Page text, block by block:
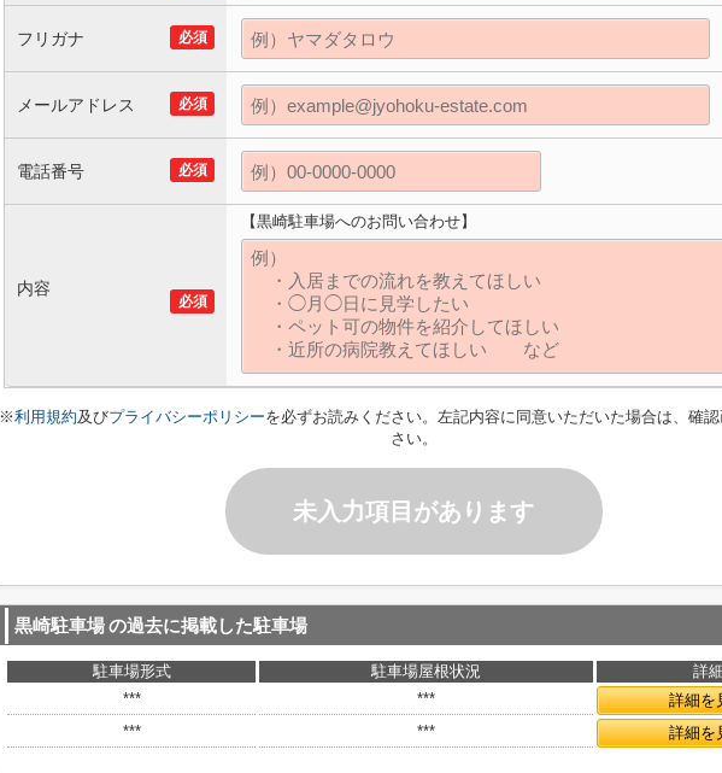
必須
フリガナ
必須
メールアドレス
必須
電話番号
必須
内容
【黒崎駐車場へのお問い合わせ】
※利用規約及びプライバシーポリシーを必ずお読みください。左記内容に同意いただいた場合は、確
さい。
未入力項目があります
黒崎駐車場の過去に掲載した駐車場
駐車場形式 駐車場屋根状況
詳細
***
***
詳細を
***
*** 詳細を